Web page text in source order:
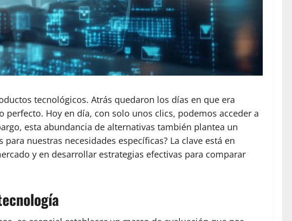
tecnológicos. Atrás quedaron los días en que era
Hoy en día, con solo unos clics, podemos acceder a
esta abundancia de alternativas también plantea un
nuestras necesidades específicas? La clave está en
y en desarrollar estrategias efectivas para comparar